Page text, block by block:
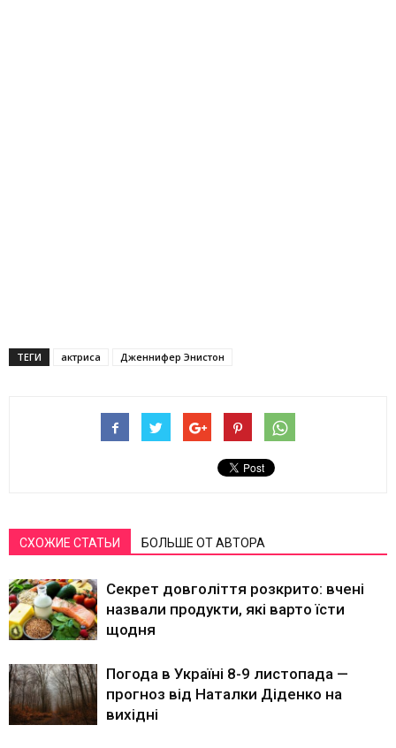
ТЕГИ актриса Дженнифер Энистон
СХОЖИЕ СТАТЬИ БОЛЬШЕ ОТ АВТОРА
Секрет довголіття розкрито: вчені
назвали продукти, які варто їсти
щодня
Погода в Україні 8-9 листопада —
прогноз від Наталки Діденко на
вихідні